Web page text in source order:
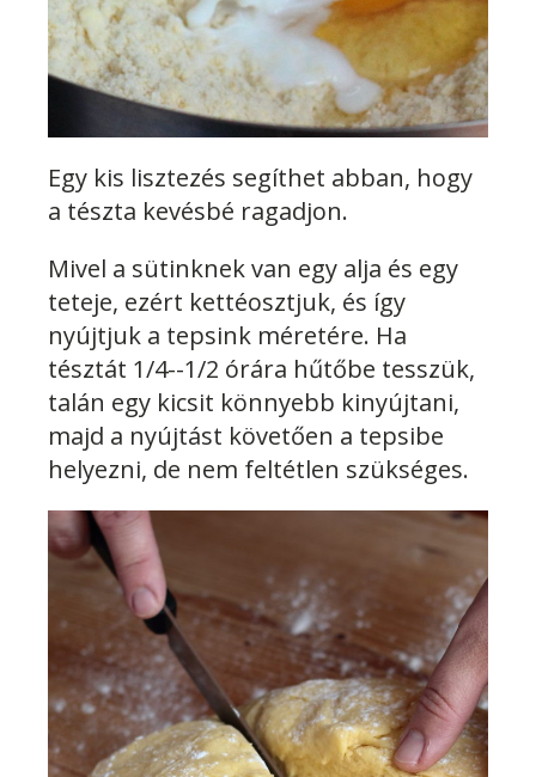
Egy kis lisztezés segíthet abban, hogy
a tészta kevésbé ragadjon.
Mivel a sütinknek van egy alja és egy
teteje, ezért kettéosztjuk, és így
nyújtjuk a tepsink méretére. Ha
tésztát 1/4--1/2 órára hűtőbe tesszük,
talán egy kicsit könnyebb kinyújtani,
majd a nyújtást követően a tepsibe
helyezni, de nem feltétlen szükséges.